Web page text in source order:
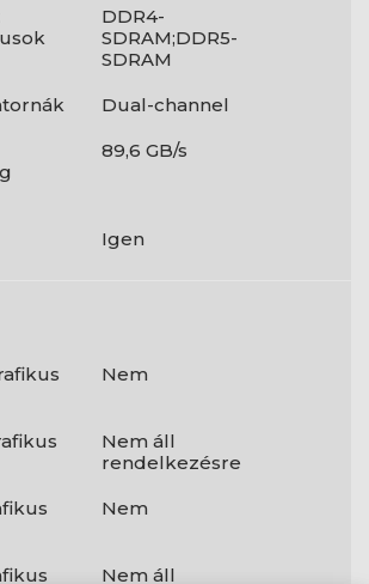
DDR4-
SDRAM;DDR5-
SDRAM
Dual-channel
89,6 GB/s
Igen
Nem
Nem áll
rendelkezésre
Nem
Nem áll